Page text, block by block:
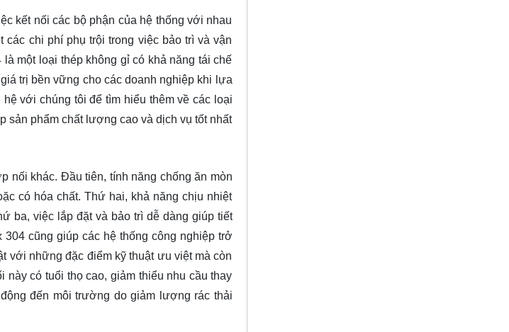
kết nối các bộ phận của hệ thống với nhau
chi phí phụ trội trong việc bảo trì và vận
một loại thép không gỉ có khả năng tái chế
trị bền vững cho các doanh nghiệp khi lựa
hệvới chúng tôi để tìm hiểu thêm về các loại
sản phẩm chất lượng cao và dịch vụ tốt nhất
nối khác. Đầu tiên, tính năng chống ăn mòn
có hóa chất. Thứ hai, khả năng chịu nhiệt
ba, việc lắp đặt và bảo trì dễ dàng giúp tiết
cũng giúp các hệ thống công nghiệp trở
với những đặc điểm kỹ thuật ưu việt mà còn
có tuổi thọ cao, giảm thiểu nhu cầu thay
đến môi trường do giảm lượng rác thải